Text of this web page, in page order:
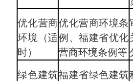
优化营商
环境（适
时）
优化营商环境条
例、福建省优化
营商环境条例等
绿色建筑福建省绿色建筑